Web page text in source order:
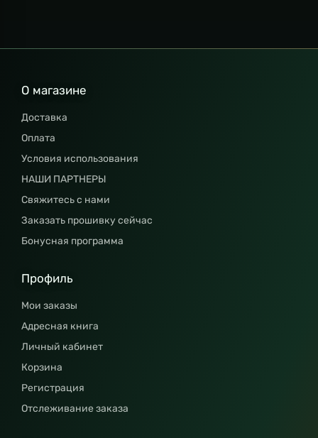
О магазине
Доставка
Оплата
Условия использования
НАШИ ПАРТНЕРЫ
Свяжитесь с нами
Заказать прошивку сейчас
Бонусная программа
Профиль
Мои заказы
Адресная книга
Личный кабинет
Корзина
Регистрация
Отслеживание заказа